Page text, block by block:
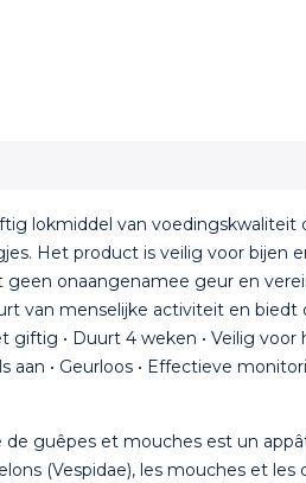
lokmiddel van voedingskwaliteit
Het product is veilig voor bijen
onaangenamee geur en
van menselijke activiteit en biedt
• Duurt 4 weken • Veilig voor
• Geurloos • Effectieve
de guêpes et mouches est un
(Vespidae), les mouches et les